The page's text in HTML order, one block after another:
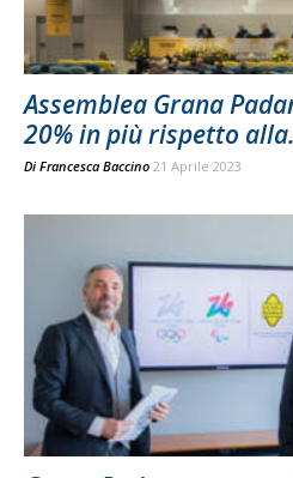
Assemblea Grana
20% in più rispetto
Di Francesca Baccino 21 Aprile 2023